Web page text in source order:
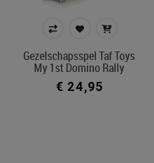
Gezelschapsspel Taf Toys
My 1st Domino Rally
€ 24,95